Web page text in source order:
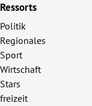
Ressorts
Politik
Regionales
Sport
Wirtschaft
Stars
freizeit